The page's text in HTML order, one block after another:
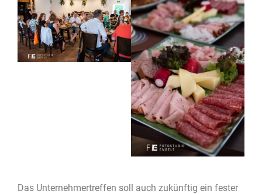
Das Unternehmertreffen soll auch zukünftig ein fester